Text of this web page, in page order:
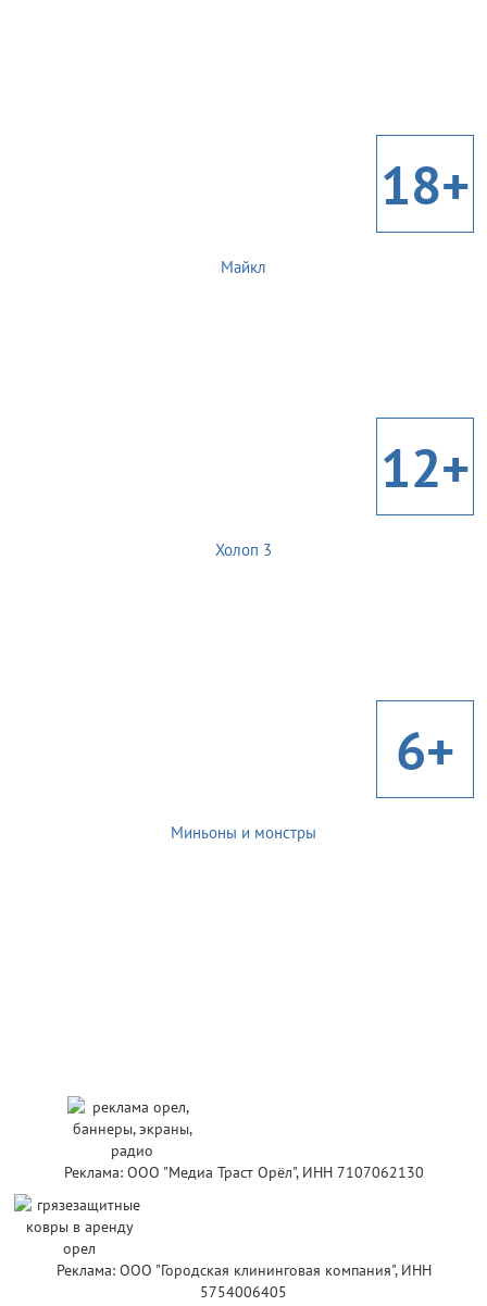
18+
Майкл
12+
Холоп 3
6+
Миньоны и монстры
Реклама: ООО "Медиа Траст Орёл", ИНН 7107062130
Реклама: ООО "Городская клининговая компания", ИНН
5754006405